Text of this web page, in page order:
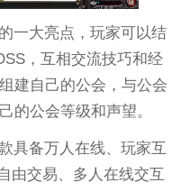
一大亮点，玩家可以结
，互相交流技巧和经
建自己的公会，与公会
的公会等级和声望。
具备万人在线、玩家互
由交易、多人在线交互